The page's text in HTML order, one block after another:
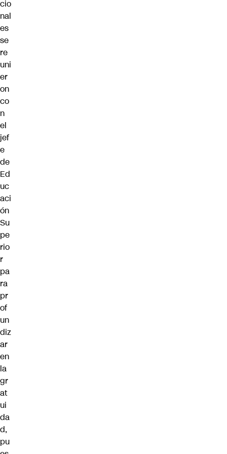
cio
nal
es
se
re
uni
er
on
co
n
el
jef
e
de
Ed
uc
aci
ón
Su
pe
rio
r
pa
ra
pr
of
un
diz
ar
en
la
gr
at
ui
da
d,
pu